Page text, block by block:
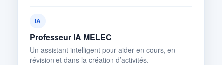
IA
Professeur IA MELEC
Un assistant intelligent pour aider en cours, en
révision et dans la création d’activités.